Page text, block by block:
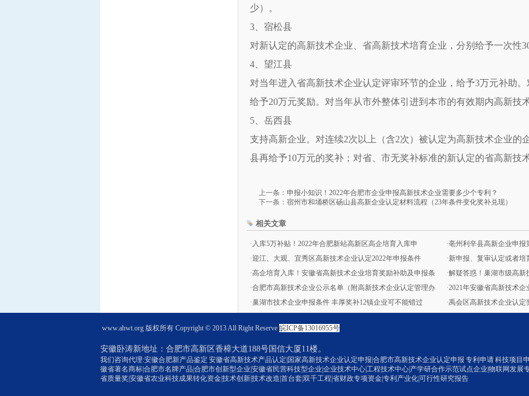
少）。
3、宿松县
对新认定的高新技术企业、省高新技术培育企业，分别给予一次性
4、望江县
对当年进入省高新技术企业认定评审环节的企业，给予3万元补助
给予20万元奖励。对当年从市外整体引进到本市的有效期内高新技
5、岳西县
支持高新企业。对连续2次以上（含2次）被认定为高新技术企业的
县再给予10万元的奖补；对省、市无奖补标准的新认定的省高新技
上一条： 申报小知识！2022年合肥市企业申报高新技术企业需要多少个专利？
下一条： 宿州市和埇桥区砀山县高新企业认定材料流程（23年条件变化奖补兑现）
相关文章
· 入库5万补贴！2022年合肥新站高新区高企培育入库申
·迎江、大观、宜秀区高新技术企业认定2022年申报条件
·高企培育入库！安徽省高新技术企业培育奖励补助及申报条
·合肥市高新技术企业公示名单（附高新技术企业认定管理办
·巢湖市技术企业申报条件 丰厚奖补12镇企业可不能错过
·亳州利辛县高新企业申报
·新申报、复审认定或者
·解疑答惑！巢湖市级高新
·2021年安徽省高新技术
·禹会区高新技术企业认定
www.ahwt.org 版权所有 Copyright © 2013 All Right Reserve 皖ICP备13016955号
安徽卧涛新地址： 合肥市高新区香樟大道188号国信大厦11楼。
我们咨询代理:安徽合肥新产品鉴定|安徽省高新技术产品认定|国家高新技术企业认定申报|合肥市高新技术企业认定申报|专利申请|科技项目
徽省著名商标|合肥市名牌产品|合肥市创新型企业|安徽省民营科技型企业|企业技术中心|工程技术中心|产学研合作示范试点企业|物联网发展
省质量奖|安徽省农业科技成果转化资金|技术创新|技术改造|首台套|双千工程|省财政专项资金|专利产业化|可行性研究报告